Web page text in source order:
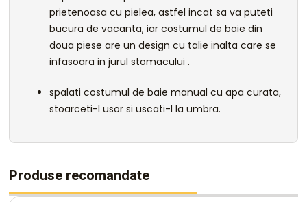
prietenoasa cu pielea, astfel incat sa va puteti
bucura de vacanta, iar costumul de baie din
doua piese are un design cu talie inalta care se
infasoara in jurul stomacului .
spalati costumul de baie manual cu apa curata,
stoarceti-l usor si uscati-l la umbra.
Produse recomandate